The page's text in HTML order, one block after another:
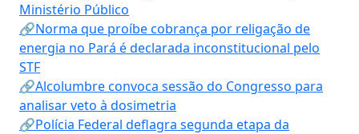
Ministério Público
🔗Norma que proíbe cobrança por religação de
energia no Pará é declarada inconstitucional pelo
STF
🔗Alcolumbre convoca sessão do Congresso para
analisar veto à dosimetria
🔗Polícia Federal deflagra segunda etapa da